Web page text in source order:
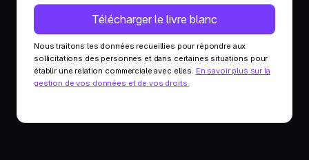
Nous traitons les données recueillies pour répondre aux
sollicitations des personnes et dans certaines situations pour
établir une relation commerciale avec elles. En savoir plus sur la
gestion de vos données et de vos droits.